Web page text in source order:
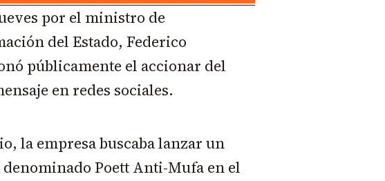
por el ministro de
del Estado, Federico
públicamente el accionar del
en redes sociales.
la empresa buscaba lanzar un
Poett Anti-Mufa en el